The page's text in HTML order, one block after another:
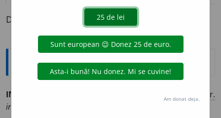
Definiția cu ID-ul 470878:
Explicative DEX
INCOMBUST
fr.
incombustible
Am donat deja.